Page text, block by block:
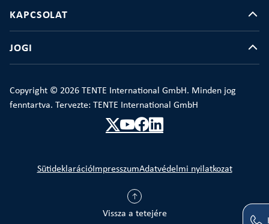
KAPCSOLAT
JOGI
Copyright © 2026 TENTE International GmbH. Minden jog
fenntartva. Tervezte: TENTE International GmbH
Vissza a tetejére
SütideklarációImpresszumAdatvédelmi nyilatkozat